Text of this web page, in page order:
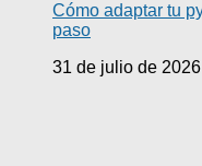
Cómo adaptar tu
paso
31 de julio de 2026